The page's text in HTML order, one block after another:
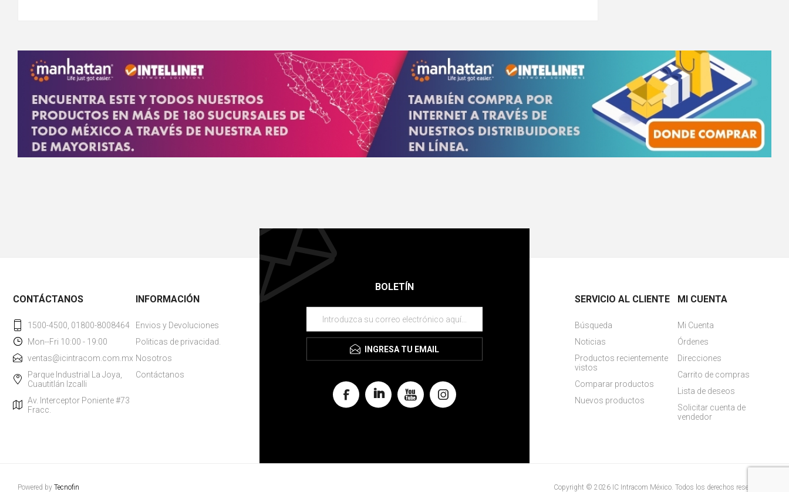
BOLETÍN
INGRESA TU EMAIL
CONTÁCTANOS
1500-4500, 01800-8008464
Mon--Fri 10:00 - 19:00
ventas@icintracom.com.mx
Parque Industrial La Joya,
Cuautitlán Izcalli
Av. Interceptor Poniente #73
Fracc.
INFORMACIÓN
Envios y Devoluciones
Politicas de privacidad.
Nosotros
Contáctanos
SERVICIO AL CLIENTE
Búsqueda
Noticias
Productos recientemente
vistos
Comparar productos
Nuevos productos
MI CUENTA
Mi Cuenta
Órdenes
Direcciones
Carrito de compras
Lista de deseos
Solicitar cuenta de
vendedor
Powered by Tecnofin Copyright © 2026 IC Intracom México. Todos los derechos reservados.